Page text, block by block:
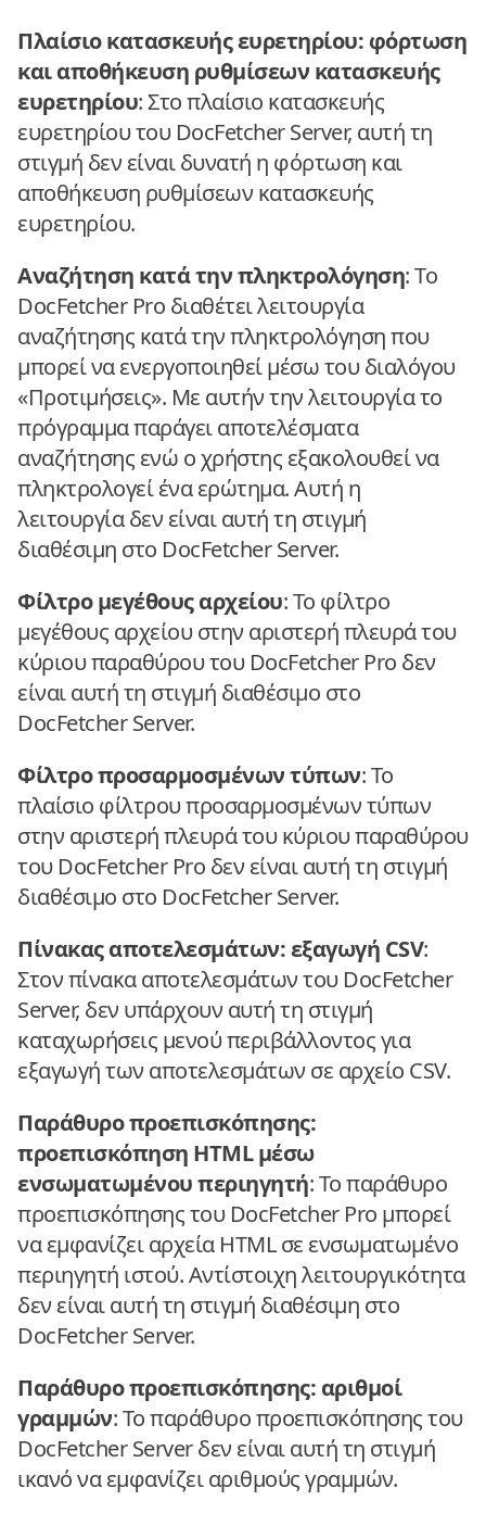
Πλαίσιο κατασκευής ευρετηρίου: φόρτωση
και αποθήκευση ρυθμίσεων κατασκευής
ευρετηρίου: Στο πλαίσιο κατασκευής
ευρετηρίου του DocFetcher Server, αυτή τη
στιγμή δεν είναι δυνατή η φόρτωση και
αποθήκευση ρυθμίσεων κατασκευής
ευρετηρίου.
Αναζήτηση κατά την πληκτρολόγηση: Το
DocFetcher Pro διαθέτει λειτουργία
αναζήτησης κατά την πληκτρολόγηση που
μπορεί να ενεργοποιηθεί μέσω του διαλόγου
«Προτιμήσεις». Με αυτήν την λειτουργία το
πρόγραμμα παράγει αποτελέσματα
αναζήτησης ενώ ο χρήστης εξακολουθεί να
πληκτρολογεί ένα ερώτημα. Αυτή η
λειτουργία δεν είναι αυτή τη στιγμή
διαθέσιμη στο DocFetcher Server.
Φίλτρο μεγέθους αρχείου: Το φίλτρο
μεγέθους αρχείου στην αριστερή πλευρά του
κύριου παραθύρου του DocFetcher Pro δεν
είναι αυτή τη στιγμή διαθέσιμο στο
DocFetcher Server.
Φίλτρο προσαρμοσμένων τύπων: Το
πλαίσιο φίλτρου προσαρμοσμένων τύπων
στην αριστερή πλευρά του κύριου παραθύρου
του DocFetcher Pro δεν είναι αυτή τη στιγμή
διαθέσιμο στο DocFetcher Server.
Πίνακας αποτελεσμάτων: εξαγωγή CSV:
Στον πίνακα αποτελεσμάτων του DocFetcher
Server, δεν υπάρχουν αυτή τη στιγμή
καταχωρήσεις μενού περιβάλλοντος για
εξαγωγή των αποτελεσμάτων σε αρχείο CSV.
Παράθυρο προεπισκόπησης:
προεπισκόπηση HTML μέσω
ενσωματωμένου περιηγητή: Το παράθυρο
προεπισκόπησης του DocFetcher Pro μπορεί
να εμφανίζει αρχεία HTML σε ενσωματωμένο
περιηγητή ιστού. Αντίστοιχη λειτουργικότητα
δεν είναι αυτή τη στιγμή διαθέσιμη στο
DocFetcher Server.
Παράθυρο προεπισκόπησης: αριθμοί
γραμμών: Το παράθυρο προεπισκόπησης του
DocFetcher Server δεν είναι αυτή τη στιγμή
ικανό να εμφανίζει αριθμούς γραμμών.